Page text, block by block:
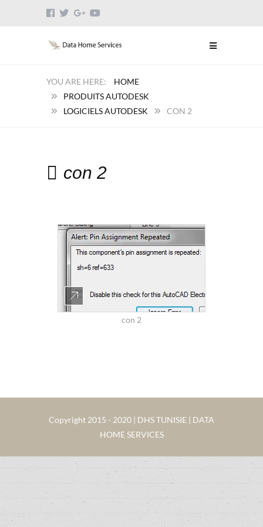
HOME
PRODUITS AUTODESK
LOGICIELS AUTODESK
CON 2
con 2
con 2
Copyright 2015 - 2020 | DHS TUNISIE | DATA
HOME SERVICES